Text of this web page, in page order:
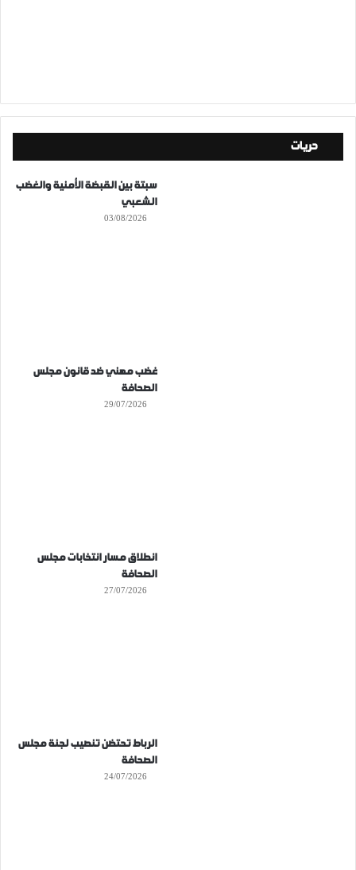
حريات
سبتة بين القبضة الأمنية والغضب
الشعبي
03/08/2026
غضب مهني ضد قانون مجلس
الصحافة
29/07/2026
انطلاق مسار انتخابات مجلس
الصحافة
27/07/2026
الرباط تحتضن تنصيب لجنة مجلس
الصحافة
24/07/2026